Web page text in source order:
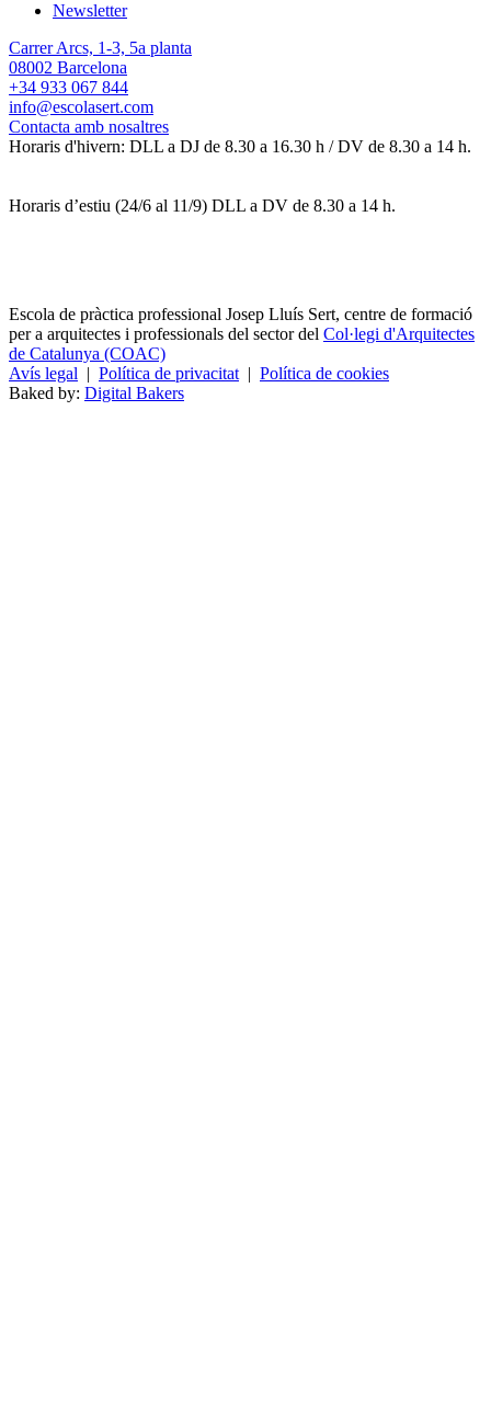
Newsletter
Carrer Arcs, 1-3, 5a planta
08002 Barcelona
+34 933 067 844
info@escolasert.com
Contacta amb nosaltres
Horaris d'hivern: DLL a DJ de 8.30 a 16.30 h / DV de 8.30 a 14 h.
Horaris d’estiu (24/6 al 11/9) DLL a DV de 8.30 a 14 h.
Escola de pràctica professional Josep Lluís Sert, centre de formació
per a arquitectes i professionals del sector del Col·legi d'Arquitectes
de Catalunya (COAC)
Avís legal | Política de privacitat | Política de cookies
Baked by: Digital Bakers